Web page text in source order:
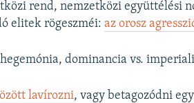
rend, nemzetközi együttélési
elitek rögeszméi:az orosz
dominancia vs.
lavírozni, vagy betagozódni